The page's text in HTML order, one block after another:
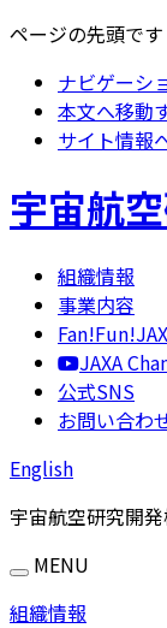
ページの先頭です
ナビゲーシ
本文へ移動
サイト情報
宇宙航
組織情報
事業内容
JAXA
公式SNS
お問い合わ
English
宇宙航空研究開
MENU
組織情報